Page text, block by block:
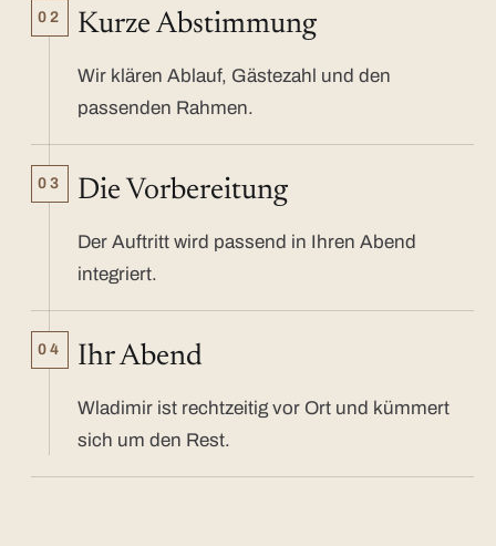
02 Kurze Abstimmung
Wir klären Ablauf, Gästezahl und den
passenden Rahmen.
03 Die Vorbereitung
Der Auftritt wird passend in Ihren Abend
integriert.
04 Ihr Abend
Wladimir ist rechtzeitig vor Ort und kümmert
sich um den Rest.